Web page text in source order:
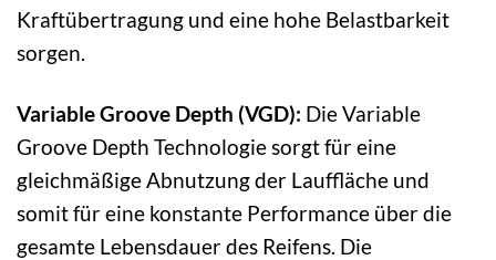
Kraftübertragung und eine hohe Belastbarkeit
sorgen.
Variable Groove Depth (VGD): Die Variable
Groove Depth Technologie sorgt für eine
gleichmäßige Abnutzung der Lauffläche und
somit für eine konstante Performance über die
gesamte Lebensdauer des Reifens. Die